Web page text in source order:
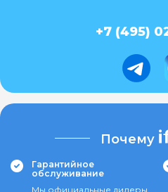
+7 (495)
Почему
Гарантийное
обслуживание
Мы официальные дилеры